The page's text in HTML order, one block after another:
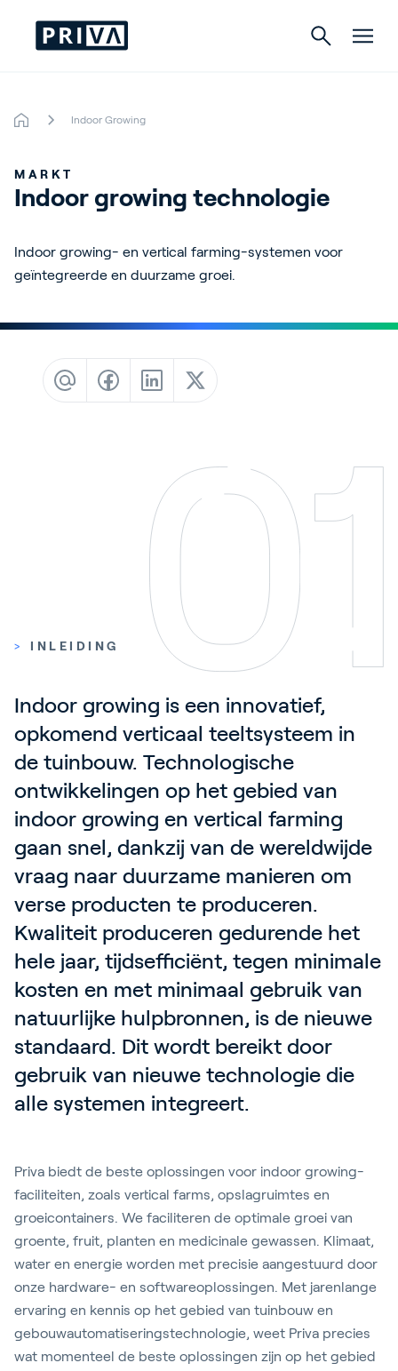
Tuinbouw
Energy Solutions
Careers
Customer Stories
Events
Service and Support
Academy
Inloggen
Nederlands
Indoor Growing
MARKT
Indoor growing technologie
Indoor growing- en vertical farming-systemen voor
geïntegreerde en duurzame groei.
> INLEIDING
Indoor growing is een innovatief,
opkomend verticaal teeltsysteem in
de tuinbouw. Technologische
ontwikkelingen op het gebied van
indoor growing en vertical farming
gaan snel, dankzij van de wereldwijde
vraag naar duurzame manieren om
verse producten te produceren.
Kwaliteit produceren gedurende het
hele jaar, tijdsefficiënt, tegen minimale
kosten en met minimaal gebruik van
natuurlijke hulpbronnen, is de nieuwe
standaard. Dit wordt bereikt door
gebruik van nieuwe technologie die
alle systemen integreert.
Priva biedt de beste oplossingen voor indoor growing-
faciliteiten, zoals vertical farms, opslagruimtes en
groeicontainers. We faciliteren de optimale groei van
groente, fruit, planten en medicinale gewassen. Klimaat,
water en energie worden met precisie aangestuurd door
onze hardware- en softwareoplossingen. Met jarenlange
ervaring en kennis op het gebied van tuinbouw en
gebouwautomatiseringstechnologie, weet Priva precies
wat momenteel de beste oplossingen zijn op het gebied